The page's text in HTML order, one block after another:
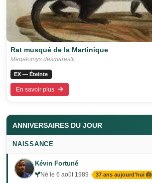
Rat musqué de la Martinique
Megalomys desmarestii
EX — Éteinte
En savoir plus
ANNIVERSAIRES DU JOUR
NAISSANCE
Kévin Fortuné
Né le 6 août 1989 · 37 ans aujourd'hui 🎂